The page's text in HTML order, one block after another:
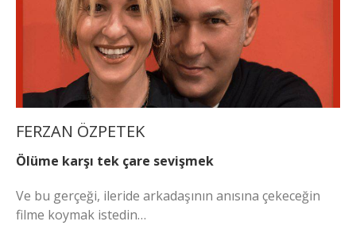
FERZAN ÖZPETEK
Ölüme karşı tek çare sevişmek
Ve bu gerçeği, ileride arkadaşının anısına çekeceğin
filme koymak istedin…